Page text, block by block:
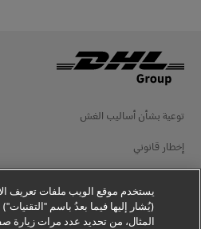
توعية بشأن أساليب الغش
إخطار قانوني
إخطار الخصوصية
يستخدم موقع الويب ملفات تعريف
(يُشار إليها فيما بعدُ باسم
المثال، من تحديد عدد مرات زيارة